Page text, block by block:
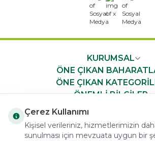
x
KURUMSAL
ÖNE ÇIKAN
ÖNE ÇIKAN
ÖNEMLİ BİLGİLER
Çerez Kullanımı
Kişisel verileriniz, hizmetlerimizin
sunulması için mevzuata uygun bir